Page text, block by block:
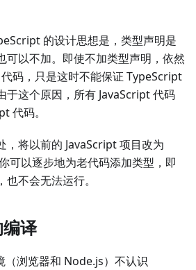
的设计思想是，类型声明是
可以不加。即使不加类型声明，依然
码，只是这时不能保证 TypeScript
于这个原因，所有 JavaScript 代码
代码。
，将以前的 JavaScript 项目改为
可以逐步地为老代码添加类型，即
不会无法运行。
译
（浏览器和 Node.js）不认识